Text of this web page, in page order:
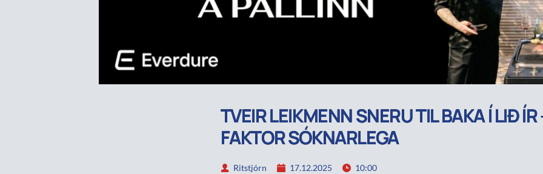
TVEIR LEIKMENN SNERU TIL BAKA Í LIÐ ÍR
FAKTOR SÓKNARLEGA
Ritstjórn 17.12.2025 10:00